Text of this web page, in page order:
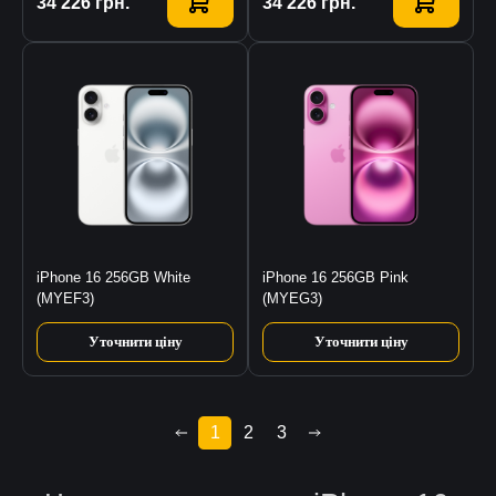
iPhone 16 256GB White
(MYEF3)
Уточнити ціну
iPhone 16 256GB Pink
(MYEG3)
Уточнити ціну
1 2 3